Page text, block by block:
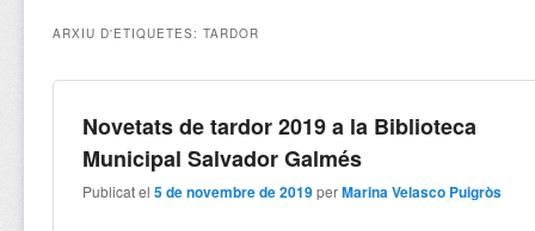
ARXIU D'ETIQUETES:TARDOR
Novetats de tardor 2019 a la Biblioteca
Municipal Salvador Galmés
Publicat el5 de novembre de 2019 perMarina Velasco Puigròs